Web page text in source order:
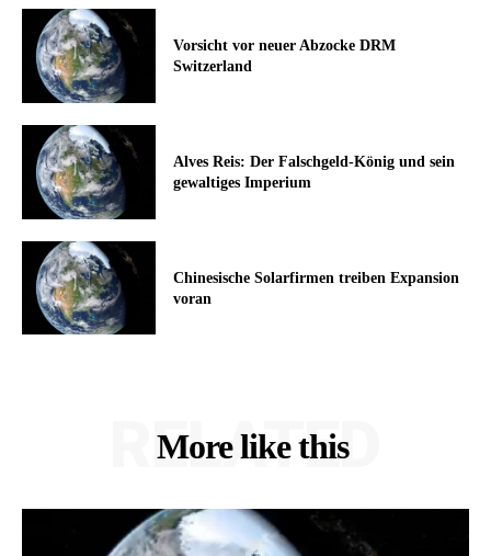
Vorsicht vor neuer Abzocke DRM
Switzerland
Alves Reis: Der Falschgeld-König und sein
gewaltiges Imperium
Chinesische Solarfirmen treiben Expansion
voran
More like this
RELATED